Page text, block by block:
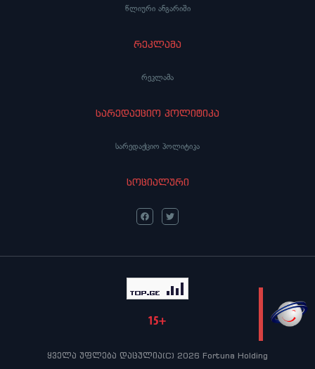
LIVE
წლიური ანგარიში
რეკლამა
რეკლამა
სარედაქციო პოლიტიკა
სარედაქციო პოლიტიკა
სოციალური
ყველა უფლება დაცულია(C) 2026 Fortuna Holding